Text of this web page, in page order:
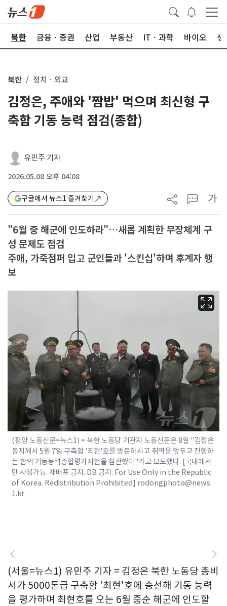
북한 금융ㆍ증권 산업 부동산 ITㆍ과학 바이오 생
북한 정치ㆍ외교
김정은, 주애와 '짬밥' 먹으며 최신형 구
축함 기동 능력 점검(종합)
유민주 기자
2026.05.08 오후 04:08
구글에서 뉴스1 즐겨찾기 가
"6월 중 해군에 인도하라"…새롭 계획한 무장체계 구
성 문제도 점검
주애, 가죽점퍼 입고 군인들과 '스킨십'하며 후계자 행
보
(평양 노동신문=뉴스1) = 북한 노동당 기관지 노동신문은 8일 "김정은
동지께서 5월 7일 구축함 '최현'호를 방문하시고 취역을 앞두고 진행하
는 함의 기동능력종합평가시험을 참관했다"라고 보도했다. [국내에서
만 사용가능. 재배포 금지. DB 금지. For Use Only in the Republic
of Korea. Redistribution Prohibited] rodongphoto@news
1.kr
(서울=뉴스1) 유민주 기자 = 김정은 북한 노동당 총비
서가 5000톤급 구축함 '최현'호에 승선해 기동 능력
을 평가하며 최현호를 오는 6월 중순 해군에 인도할